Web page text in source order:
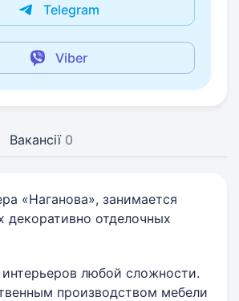
Telegram
Viber
Вакансії 0
«Наганова», занимается
декоративно отделочных
любой сложности.
производством мебели